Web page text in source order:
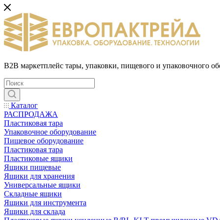
B2B маркетплейс тары, упаковки, пищевого и упаковочного
Каталог
РАСПРОДАЖА
Пластиковая тара
Упаковочное оборудование
Пищевое оборудование
Пластиковая тара
Пластиковые ящики
Ящики пищевые
Ящики для хранения
Универсальные ящики
Складные ящики
Ящики для инструмента
Ящики для склада